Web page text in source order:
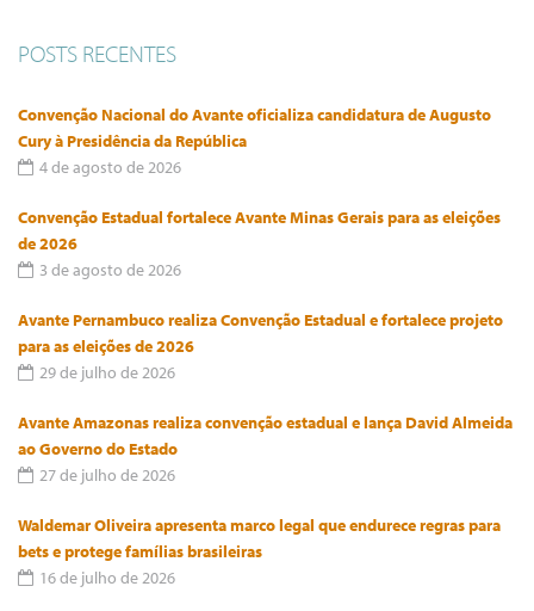
POSTS RECENTES
Convenção Nacional do Avante oficializa candidatura de Augusto
Cury à Presidência da República
4 de agosto de 2026
Convenção Estadual fortalece Avante Minas Gerais para as eleições
de 2026
3 de agosto de 2026
Avante Pernambuco realiza Convenção Estadual e fortalece projeto
para as eleições de 2026
29 de julho de 2026
Avante Amazonas realiza convenção estadual e lança David Almeida
ao Governo do Estado
27 de julho de 2026
Waldemar Oliveira apresenta marco legal que endurece regras para
bets e protege famílias brasileiras
16 de julho de 2026